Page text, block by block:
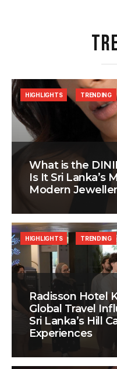
What is the
Is It Sri Lanka’s
Modern
HIGHLIGHTS TRENDING
Radisson Hotel
Global Travel
Sri Lanka’s Hill
Experiences
HIGHLIGHTS TRENDING